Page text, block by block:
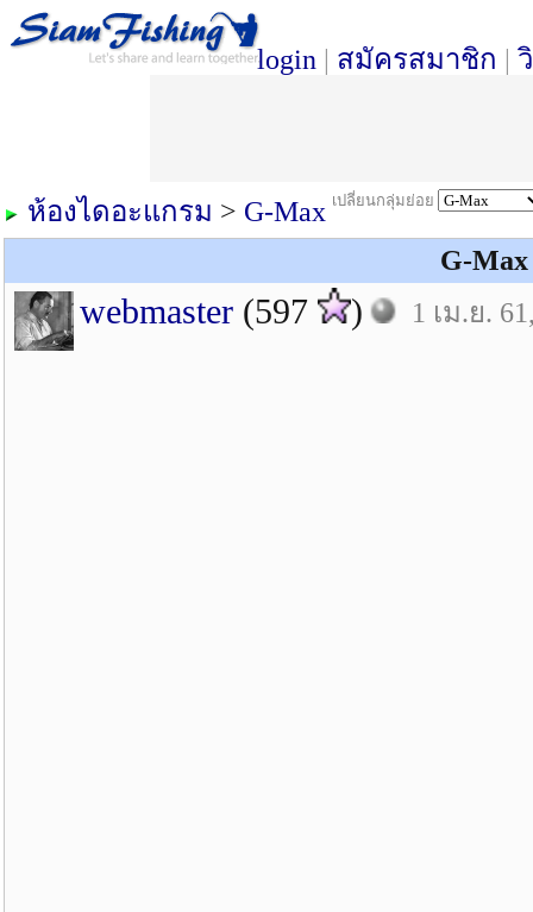
login | สมัครสมาชิก |
เปลี่ยนกลุ่มย่อย
ห้องไดอะแกรม > G-Max
G-
webmaster (597 ) 1 เม.ย.